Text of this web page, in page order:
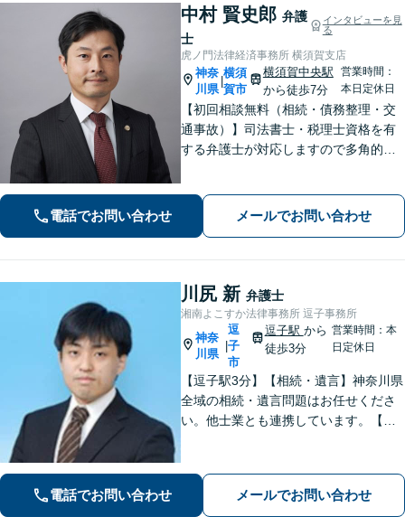
中村 賢史郎 弁護
士
インタビューを見
る
虎ノ門法律経済事務所 横須賀支店
神奈
川県
横須
賀市
横須賀中央駅
から徒歩7分
営業時間：
本日定休日
【初回相談無料（相続・債務整理・交
通事故）】司法書士・税理士資格を有
する弁護士が対応しますので多角的な
模の法律事務所として質の高いワンス
トップ型のリーガルサービスを提供し
電話でお問い合わせ メールでお問い合わせ
川尻 新 弁護士
湘南よこすか法律事務所 逗子事務所
神奈
川県
逗
子
市
逗子駅 から
徒歩3分
営業時間：本
日定休日
【逗子駅3分】【相続・遺言】神奈川県
全域の相続・遺言問題はお任せくださ
い。他士業とも連携しています。【離
【初回面談無料】【夜間・休日は予約
で対応可】【法テラス可】
電話でお問い合わせ メールでお問い合わせ